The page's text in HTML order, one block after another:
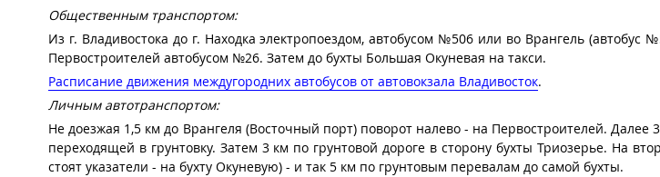
Общественным транспортом:
Из г. Владивостока до г. Находка электропоездом, автобусом №506 или во Врангель (автобус
Первостроителей автобусом №26. Затем до бухты Большая Окуневая на такси.
Расписание движения междугородних автобусов от автовокзала Владивосток.
Личным автотранспортом:
Не доезжая 1,5 км до Врангеля (Восточный порт) поворот налево - на Первостроителей. Далее
переходящей в грунтовку. Затем 3 км по грунтовой дороге в сторону бухты Триозерье. На
стоят указатели - на бухту Окуневую) - и так 5 км по грунтовым перевалам до самой бухты.